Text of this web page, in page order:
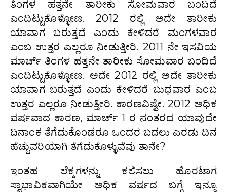
ತಿಂಗಳ ಹತ್ತನೇ ತಾರೀಕು ಸೋಮವಾರ ಬಂದಿದೆ
ಎಂದಿಟ್ಟುಕೊಳ್ಳೋಣ. 2012 ರಲ್ಲಿ ಅದೇ ತಾರೀಕು
ಯಾವಾಗ ಬರುತ್ತದೆ ಎಂದು ಕೇಳಿದರೆ ಮಂಗಳವಾರ
ಎಂಬ ಉತ್ತರ ಎಲ್ಲರೂ ನೀಡುತ್ತೀರಿ. 2011 ನೇ ಇಸವಿಯ
ಮಾರ್ಚ್ ತಿಂಗಳ ಹತ್ತನೇ ತಾರೀಕು ಸೋಮವಾರ ಬಂದಿದೆ
ಎಂದಿಟ್ಟುಕೊಳ್ಳೋಣ. ಅದೇ 2012 ರಲ್ಲಿ ಅದೇ ತಾರೀಕು
ಯಾವಾಗ ಬರುತ್ತದೆ ಎಂದು ಕೇಳಿದರೆ ಬುಧವಾರ ಎಂಬ
ಉತ್ತರ ಎಲ್ಲರೂ ನೀಡುತ್ತೀರಿ. ಕಾರಣವಿಷ್ಟೇ. 2012 ಅಧಿಕ
ವರ್ಷವಾದ ಕಾರಣ, ಮಾರ್ಚ್ 1 ರ ನಂತರದ ಯಾವುದೇ
ದಿನಾಂಕ ತೆಗೆದುಕೊಂಡರೂ ಒಂದರ ಬದಲು ಎರಡು ದಿನ
ಹೆಚ್ಚುವರಿಯಾಗಿ ತೆಗೆದುಕೊಳ್ಳುವೆವು ತಾನೇ?
ಇಂತಹ ಲೆಕ್ಕಗಳನ್ನು ಕಲಿಸಲು ಹೊರಟಾಗ
ಸ್ವಾಭಾವಿಕವಾಗಿಯೇ ಅಧಿಕ ವರ್ಷದ ಬಗ್ಗೆ ಇನ್ನೂ